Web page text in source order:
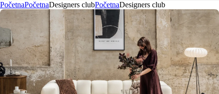
PočetnaPočetnaDesigners clubPočetnaDesigners club